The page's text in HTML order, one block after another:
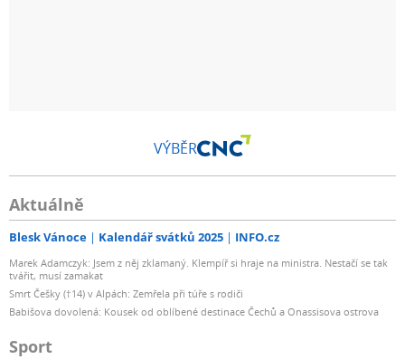
VÝBĚR
Aktuálně
Blesk Vánoce Kalendář svátků 2025 INFO.cz
Marek Adamczyk: Jsem z něj zklamaný. Klempíř si hraje na ministra. Nestačí se tak
tvářit, musí zamakat
Smrt Češky (†14) v Alpách: Zemřela při túře s rodiči
Babišova dovolená: Kousek od oblíbené destinace Čechů a Onassisova ostrova
Sport